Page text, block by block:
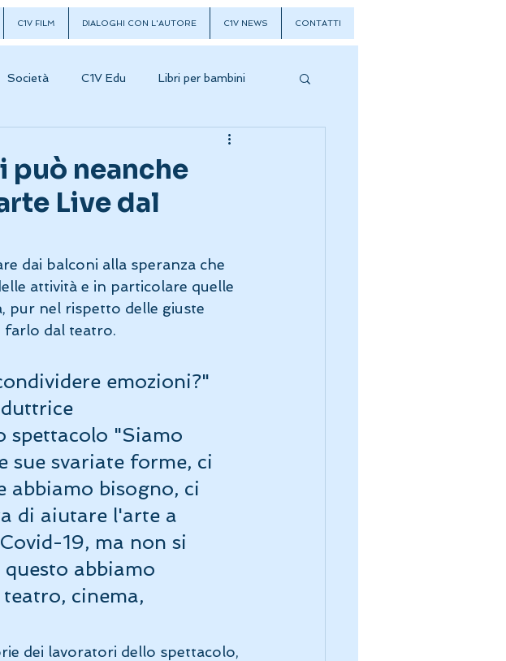
C1V FILM DIALOGHI CON L'AUTORE C1V NEWS CONTATTI
Società C1V Edu Libri per bambini
può neanche
Live dal
dai balconi alla speranza che
attività e in particolare quelle
pur nel rispetto delle giuste
farlo dal teatro.
emozioni?"
spettacolo "Siamo
sue svariate forme, ci
abbiamo bisogno, ci
di aiutare l'arte a
19, ma non si
abbiamo
cinema,
dei lavoratori dello spettacolo,